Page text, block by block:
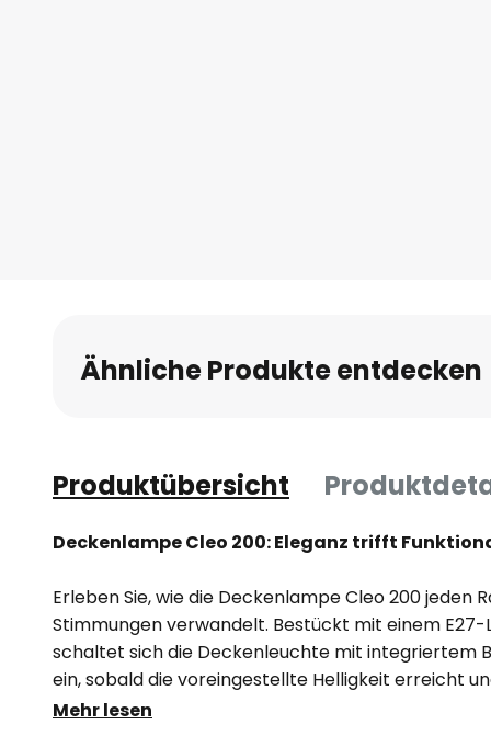
Ähnliche Produkte entdecken
Produktübersicht
Deckenlampe Cleo 200: Eleganz trifft
Erleben Sie, wie die Deckenlampe Cleo 200 jeden
Stimmungen verwandelt. Bestückt mit einem
schaltet sich die Deckenleuchte mit integriertem
ein, sobald die voreingestellte Helligkeit erreicht
Die goldene Oberfläche reflektiert das Licht auf
Mehr lesen